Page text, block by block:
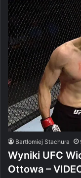
Bartłomiej Stachura
Wyniki UFC
Ottowa –